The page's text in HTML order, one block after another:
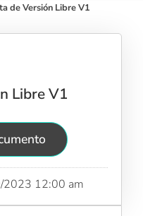
de Versión Libre V1
Libre V1
2023 12:00 am